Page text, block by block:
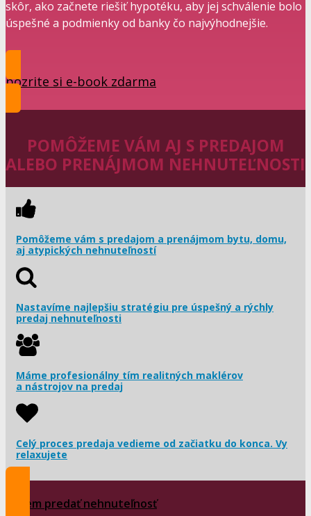
skôr, ako začnete riešiť hypotéku, aby jej schválenie bolo
úspešné a podmienky od banky čo najvýhodnejšie.
pozrite si e-book zdarma
POMÔŽEME VÁM AJ S PREDAJOM
ALEBO PRENÁJMOM NEHNUTEĽNOSTI
Pomôžeme vám s predajom a prenájmom bytu, domu,
aj atypických nehnuteľností
Nastavíme najlepšiu stratégiu pre úspešný a rýchly
predaj nehnuteľnosti
Máme profesionálny tím realitných maklérov
a nástrojov na predaj
Celý proces predaja vedieme od začiatku do konca. Vy
relaxujete
Chcem predať nehnuteľnosť